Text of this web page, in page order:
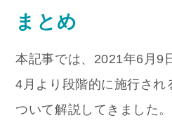
まとめ
本記事では、2021年6月9
4月より段階的に施行され
ついて解説してきました。